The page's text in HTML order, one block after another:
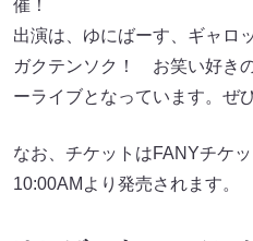
催！
出演は、ゆにばーす、ギャロ
ガクテンソク！ お笑い好き
ーライブとなっています。ぜ
なお、チケットはFANYチケ
10:00AMより発売されます。